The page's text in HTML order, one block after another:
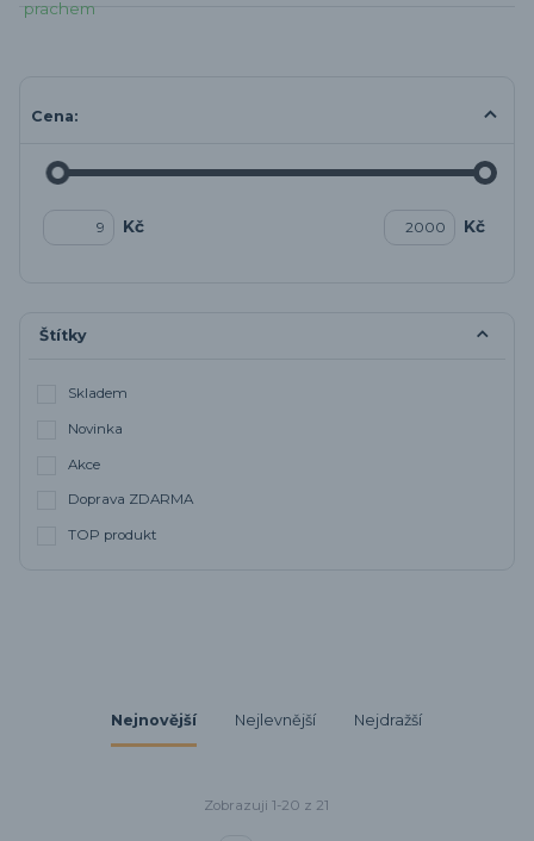
Cena:
Kč Kč
Štítky
Skladem
Novinka
Akce
Doprava ZDARMA
TOP produkt
Nejnovější Nejlevnější Nejdražší
Zobrazuji 1-20 z 21